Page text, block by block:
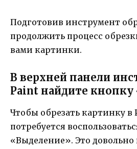
Подготовив инструмент
продолжить процесс
вами картинки.
В верхней панели
Paint найдите
Чтобы обрезать картинку в
потребуется
«Выделение». Это довольно